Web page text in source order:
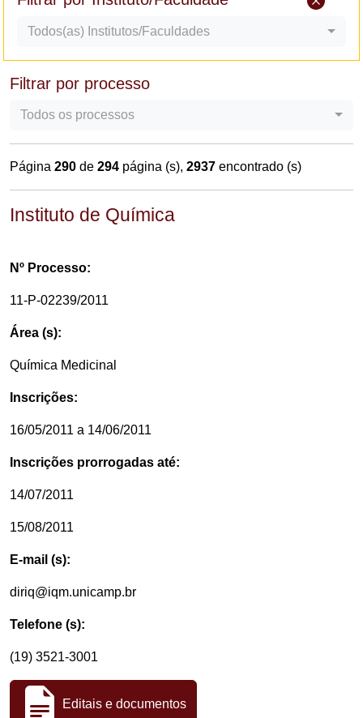
Todos(as) Institutos/Faculdades
Filtrar por processo
Todos os processos
Página 290 de 294 página (s), 2937 encontrado (s)
Instituto de Química
Nº Processo:
11-P-02239/2011
Área (s):
Química Medicinal
Inscrições:
16/05/2011 a 14/06/2011
Inscrições prorrogadas até:
14/07/2011
15/08/2011
E-mail (s):
diriq@iqm.unicamp.br
Telefone (s):
(19) 3521-3001
Editais e documentos